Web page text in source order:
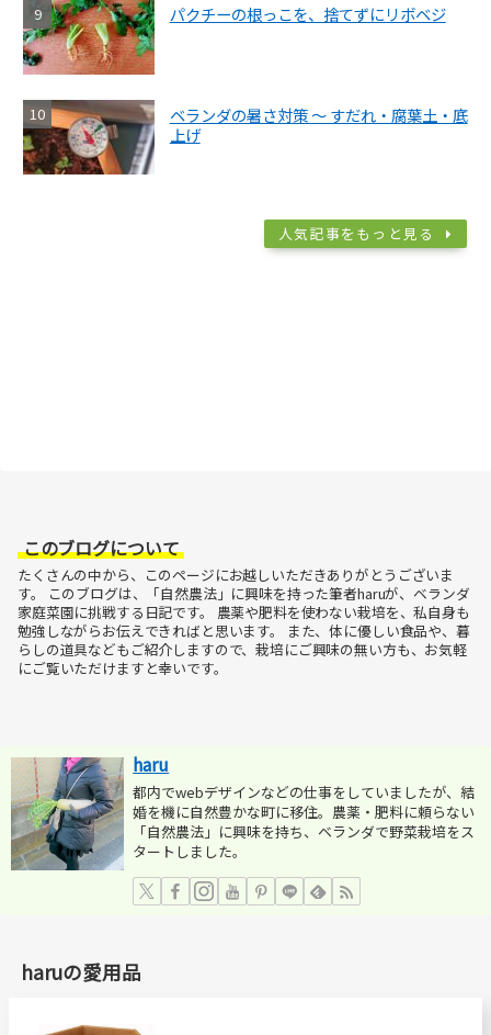
パクチーの根っこを、捨てずにリボベジ
ベランダの暑さ対策 ～ すだれ・腐葉土・底
上げ
人気記事をもっと見る
このブログについて
たくさんの中から、このページにお越しいただきありがとうございま
す。
このブログは、「自然農法」に興味を持った筆者haruが、ベランダ
家庭菜園に挑戦する日記です。
農薬や肥料を使わない栽培を、私自身も
勉強しながらお伝えできればと思います。
また、体に優しい食品や、暮
らしの道具などもご紹介しますので、栽培にご興味の無い方も、お気軽
にご覧いただけますと幸いです。
haru
都内でwebデザインなどの仕事をしていましたが、結
婚を機に自然豊かな町に移住。農薬・肥料に頼らない
「自然農法」に興味を持ち、ベランダで野菜栽培をス
タートしました。
haruの愛用品